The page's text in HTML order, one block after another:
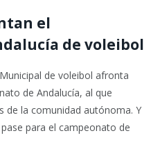
el
de voleibol
de voleibol afronta
de Andalucía, al que
de la comunidad autónoma. Y
para el campeonato de